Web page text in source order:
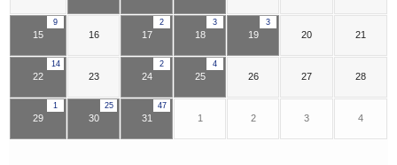
9
15 16
2
17
3
18
3
19 20 21
14
22 23
2
24
4
25 26 27 28
1
29
25
30
47
31 1 2 3 4